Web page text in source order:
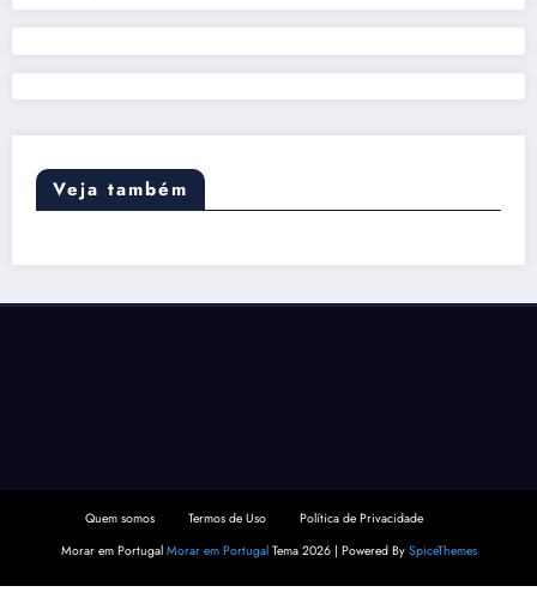
Veja também
Quem somos Termos de Uso
Política de Privacidade
Morar em Portugal Morar em PortugalTema 2026 | Powered By SpiceThemes